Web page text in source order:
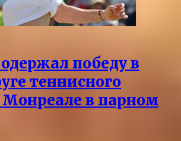
победу в
теннисного
Монреале в парном